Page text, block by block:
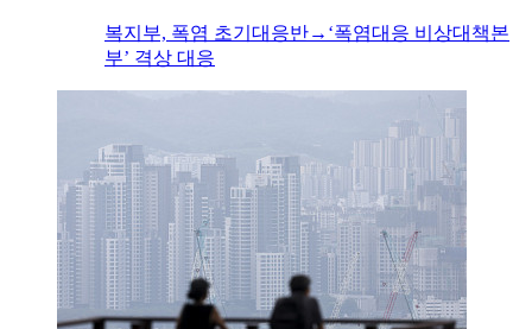
복지부, 폭염 초기대응반→‘폭염대응 비상대책본
부’ 격상 대응